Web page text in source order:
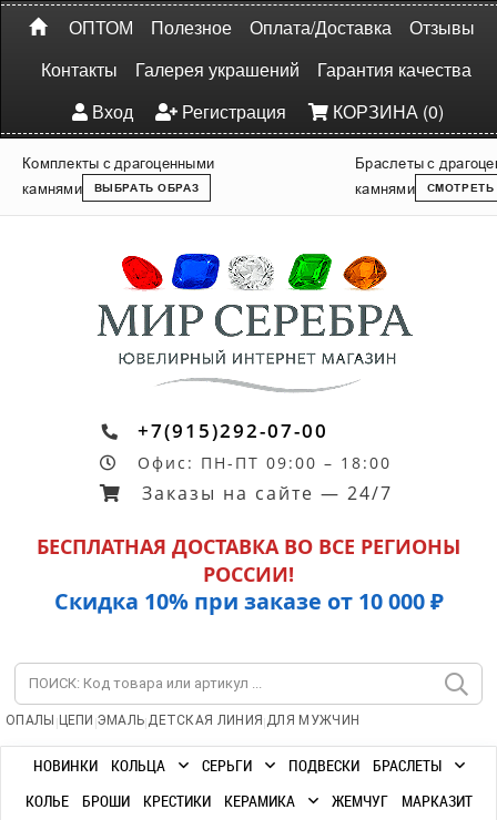
ОПТОМ Полезное Оплата/Доставка
Отзывы
Контакты
Галерея украшений
Гарантия качества
Вход
Регистрация КОРЗИНА (0)
Комплекты с драгоценными
камнями
ВЫБРАТЬ ОБРАЗ
Браслеты с
камнями
СМОТРЕТЬ
+7(915)292-07-00
Офис: ПН-ПТ 09:00 – 18:00
Заказы на сайте — 24/7
БЕСПЛАТНАЯ ДОСТАВКА ВО ВСЕ РЕГИОНЫ
РОССИИ!
Скидка 10% при заказе от 10 000 ₽
ОПАЛЫ | ЦЕПИ |ЭМАЛЬ|ДЕТСКАЯ ЛИНИЯ |ДЛЯ МУЖЧИН
НОВИНКИ КОЛЬЦА СЕРЬГИ ПОДВЕСКИ
БРАСЛЕТЫ
КОЛЬЕ
БРОШИ КРЕСТИКИ КЕРАМИКА ЖЕМЧУГ
МАРКАЗИТ